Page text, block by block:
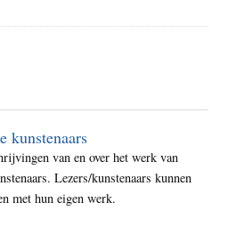
kunstenaars
van en over het werk van
Lezers/kunstenaars kunnen
met hun eigen werk.